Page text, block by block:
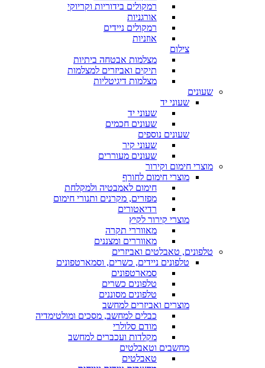
רמקולים בידוריות וקריוקי
אורגניות
רמקולים ניידים
אוזניות
צילום
מצלמות אבטחה ביתיות
תיקים ואביזרים למצלמות
מצלמות דיגיטליות
שעונים
שעוני יד
שעוני יד
שעונים חכמים
שעונים נוספים
שעוני קיר
שעונים מעוררים
מוצרי חימום וקירור
מוצרי חימום לחורף
חימום לאמבטיה ולמקלחת
מפזרים, מקרנים ותנורי חימום
רדיאטורים
מוצרי קירור לקיץ
מאווררי תקרה
מאווררים ומצננים
טלפונים, טאבלטים ואביזרים
טלפונים ניידים, כשרים, וסמארטפונים
סמארטפונים
טלפונים כשרים
טלפונים מסוננים
מוצרים ואביזרים למחשב
כבלים למחשב, מסכים ומולטימדיה
מודם סלולרי
מקלדות ועכברים למחשב
מחשבים וטאבלטים
טאבלטים